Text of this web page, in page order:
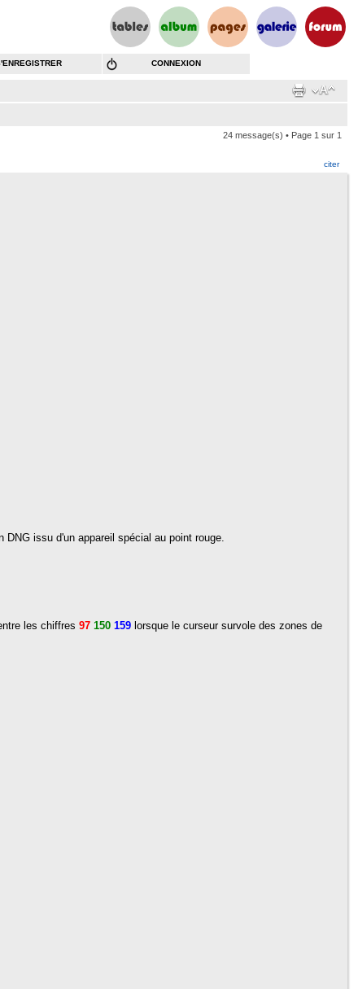
CONNEXION
24 message(s) • Page 1 sur 1
citer
issu d'un appareil spécial au point rouge.
les chiffres 97 150 159 lorsque le curseur survole des zones de